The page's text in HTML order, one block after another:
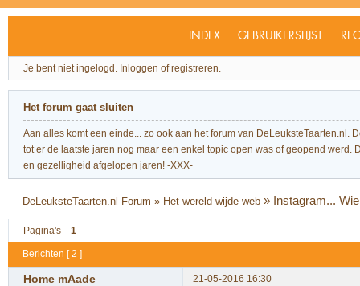
INDEX GEBRUIKERSLIJST
Je bent niet ingelogd. Inloggen of registreren.
Het forum gaat sluiten
Aan alles komt een einde... zo ook aan het forum van
tot er de laatste jaren nog maar een enkel topic open was of geopend
en gezelligheid afgelopen jaren! -XXX-
DeLeuksteTaarten.nl Forum » Het wereld wijde web » Instagram...
Pagina's 1
Berichten [ 2 ]
Home mAade 21-05-2016 16:30